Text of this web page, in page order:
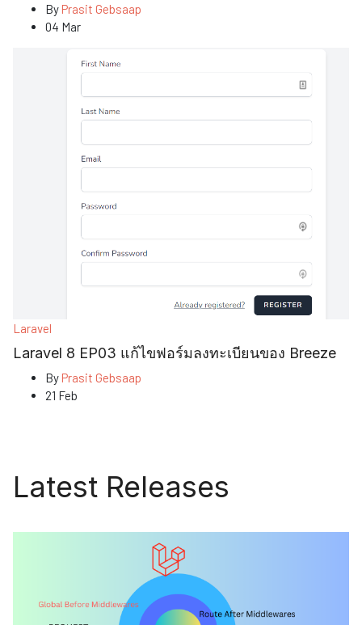
By Prasit Gebsaap
04 Mar
Laravel
Laravel 8 EP03 แก้ไขฟอร์มลงทะเบียนของ Breeze
By Prasit Gebsaap
21 Feb
Latest Releases